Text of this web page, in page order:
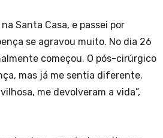
Santa Casa, e passei por
se agravou muito. No dia 26
começou. O pós-cirúrgico
mas já me sentia diferente.
me devolveram a vida”,